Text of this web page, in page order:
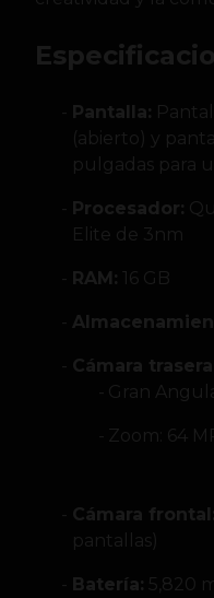
Pantalla:
(abierto) y
pulgadas para
Procesador:
Elite de 3nm
RAM: 16 GB
Cámara
Gran
Zoom: 64
Cámara frontal:
pantallas)
Batería: 5,820